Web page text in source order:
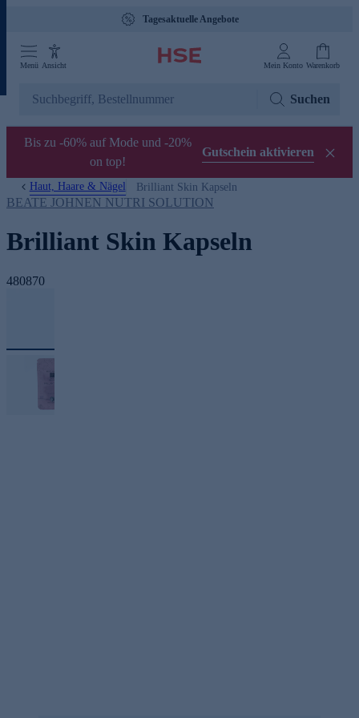
Tagesaktuelle Angebote
Menü Ansicht Mein Konto Warenkorb
Suchen
Bis zu -60% auf Mode und -20%
on top!
Gutschein aktivieren
Haut, Haare & Nägel Brilliant Skin Kapseln
BEATE JOHNEN NUTRI SOLUTION
Brilliant Skin Kapseln
480870